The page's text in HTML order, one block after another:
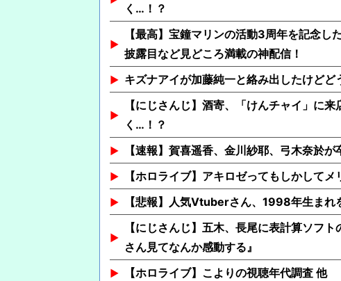
く…！？
【最高】宝鐘マリンの活動3周年を記念
披露目など見どころ満載の神配信！
キズナアイが加藤純一と絡み出したけどど
【にじさんじ】酒寄、「けんチャイ」に
く…！？
【速報】賀喜遥香、金川紗耶、弓木奈於が
【ホロライブ】アキロゼってもしかしてメ
【悲報】人気Vtuberさん、1998年生ま
【にじさんじ】五木、長尾に表計算ソフ
さん見てなんか感動する』
【ホロライブ】こよりの視聴年代調査 他